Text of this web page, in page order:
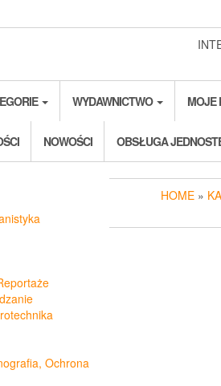
WYDAWNICTWO MOJE
NOWOŚCI OBSŁUGA
Ochrona
HOME »